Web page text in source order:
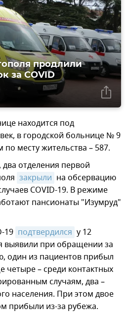
продлили
за COVID
находится под
в городской больнице № 9
месту жительства – 587.
отделения первой
закрыли на обсервацию
COVID-19. В режиме
пансионаты "Изумруд"
19 подтвердился у 12
выявили при обращении за
один из пациентов прибыл
четыре – среди контактных
случаям, два –
населения. При этом двое
прибыли из-за рубежа.